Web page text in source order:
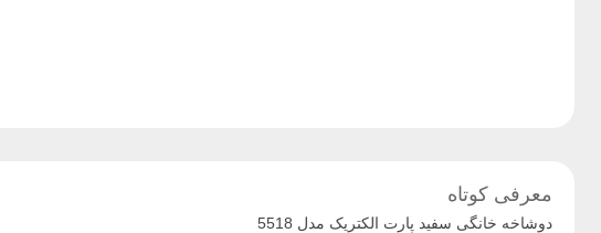
معرفی کوتاه
دوشاخه خانگی سفید پارت الکتریک مدل 5518